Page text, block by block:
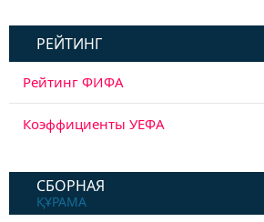
РЕЙТИНГ
Рейтинг ФИФА
Коэффициенты УЕФА
СБОРНАЯ
ҚҰРАМА